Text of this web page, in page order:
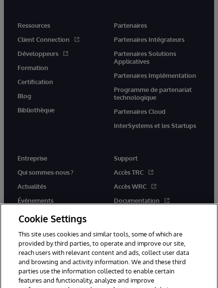
Ressources
Client Connection
Développeurs
Formation
Certification
Blog
Bibliothèque
Partenaires
Partenaires Intégrateurs
Partenaires Solutions
Applicatives
Partenaires Implémentation
Programme de partenariat
technologique
Partenaires Cloud
InterSystems et les Startups
Entreprise
Qui sommes-nous ?
Actualités
Événements
Rejoignez-nous
Support
Accès TRC
Accès WRC
Documentation
© 1996-2026 InterSystems Corporation, Boston, MA. Tous droits
réservés.
Cookie Settings
This site uses cookies and similar tools, some of which are
provided by third parties, to operate and improve our site,
reach users with relevant content and ads, collect user data
and browsing and activity information. We and these third
parties use the information collected to enable certain
features and functionality, analyze and improve